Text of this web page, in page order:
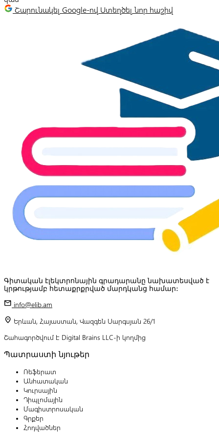
Շարունակել Google-ով Ստեղծել նոր հաշիվ
Գիտական էլեկտրոնային գրադարանը նախատեսված է
կրթությամբ հետաքրքրված մարդկանց համար:
mail info@elib.am
location_on Երևան, Հայաստան, Վազգեն Սարգսյան 26/1
Շահագործվում է Digital Brains LLC-ի կողմից
Պատրաստի նյութեր
Ռեֆերատ
Անհատական
Կուրսային
Դիպլոմային
Մագիստրոսական
Գրքեր
Հոդվածներ